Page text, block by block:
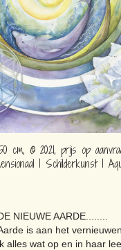
cm, © 2021, prijs op
| Schilderkunst |
NIEUWE AARDE........
is aan het vernieuwen
alles wat op en in haar